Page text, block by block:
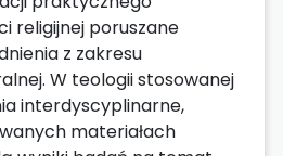
religijnej poruszane
z zakresu
W teologii stosowanej
interdyscyplinarne,
materiałach